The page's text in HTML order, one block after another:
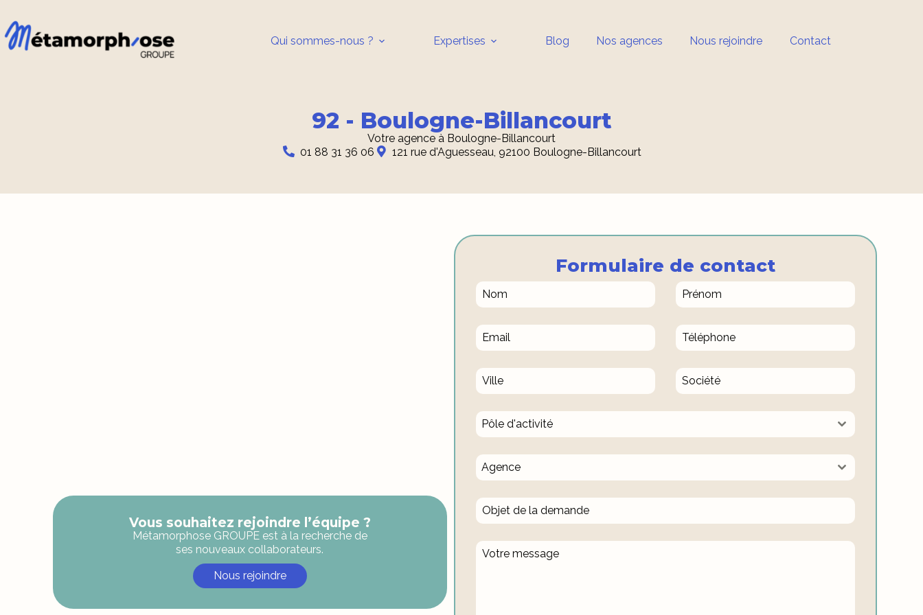
Qui sommes-nous ? Expertises Blog Nos agences Nous rejoindre Contact
92 - Boulogne-Billancourt
Votre agence à Boulogne-Billancourt
01 88 31 36 06
121 rue d'Aguesseau, 92100 Boulogne-Billancourt
Vous souhaitez rejoindre l’équipe ?
Métamorphose GROUPE est à la recherche de
ses nouveaux collaborateurs.
Nous rejoindre
Formulaire de contact
Pôle d'activité
Agence